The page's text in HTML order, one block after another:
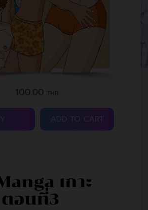
100.00 THB.
ADD TO CART
เกาะ
อนที่3